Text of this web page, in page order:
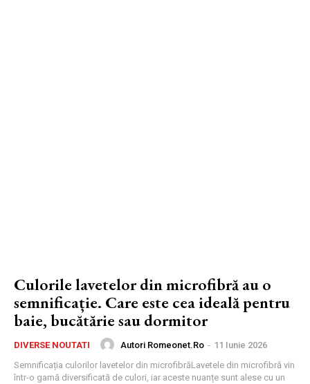
Culorile lavetelor din microfibră au o
semnificație. Care este cea ideală pentru
baie, bucătărie sau dormitor
DIVERSE NOUTATI Autori Romeonet.ro - 11 Iunie 2026
Semnificația culorilor lavetelor din microfibrăLavetele din microfibră vin
într-o gamă diversificată de culori, iar aceste nuanțe sunt alese cu un